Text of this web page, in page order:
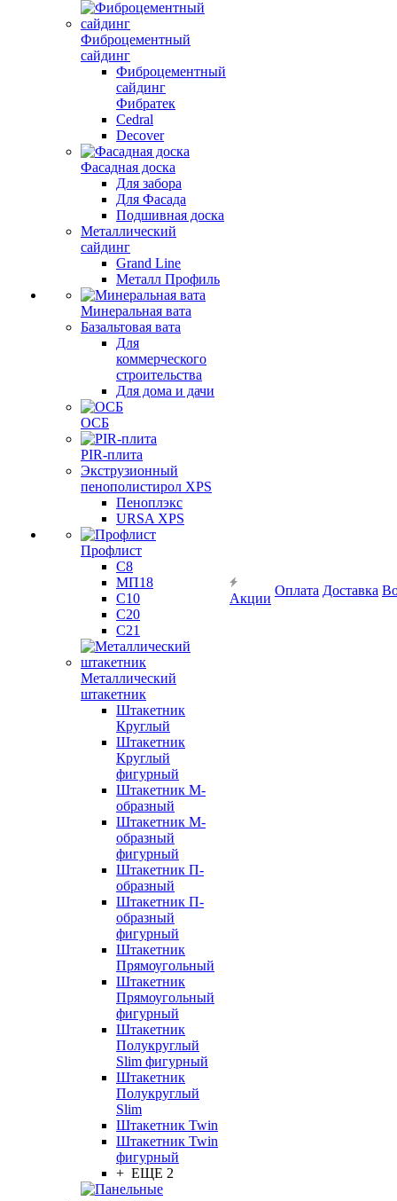
Фиброцементный
сайдинг
Фиброцементный
сайдинг
Фибратек
Cedral
Decover
Фасадная доска
Для забора
Для Фасада
Подшивная доска
Металлический
сайдинг
Grand Line
Металл Профиль
Минеральная вата
Базальтовая вата
Для
коммерческого
строительства
Для дома и дачи
ОСБ
PIR-плита
Экструзионный
пенополистирол XPS
Пеноплэкс
URSA XPS
Профлист
С8
МП18
С10
С20
С21
Металлический
штакетник
Штакетник
Круглый
Штакетник
Круглый
фигурный
Штакетник М-
образный
Штакетник М-
образный
фигурный
Штакетник П-
образный
Штакетник П-
образный
фигурный
Штакетник
Прямоугольный
Штакетник
Прямоугольный
фигурный
Штакетник
Полукруглый
Slim фигурный
Штакетник
Полукруглый
Slim
Штакетник Twin
Штакетник Twin
фигурный
+ ЕЩЕ 2
Акции
Оплата Доставка